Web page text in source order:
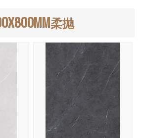
柔抛